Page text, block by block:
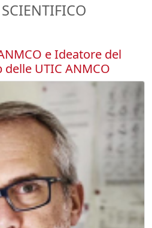
e Ideatore del
UTIC ANMCO